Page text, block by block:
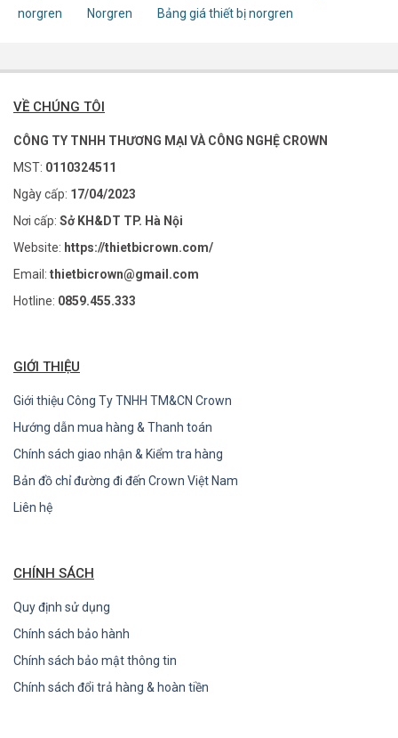
norgren
Norgren Bảng giá thiết bị norgren
VỀ CHÚNG TÔI
CÔNG TY TNHH THƯƠNG MẠI VÀ CÔNG NGHỆ CROWN
MST: 0110324511
Ngày cấp: 17/04/2023
Nơi cấp: Sở KH&DT TP. Hà Nội
Website: https://thietbicrown.com/
Email: thietbicrown@gmail.com
Hotline: 0859.455.333
GIỚI THIỆU
Giới thiệu Công Ty TNHH TM&CN Crown
Hướng dẫn mua hàng & Thanh toán
Chính sách giao nhận & Kiểm tra hàng
Bản đồ chỉ đường đi đến Crown Việt Nam
Liên hệ
CHÍNH SÁCH
Quy định sử dụng
Chính sách bảo hành
Chính sách bảo mật thông tin
Chính sách đổi trả hàng & hoàn tiền